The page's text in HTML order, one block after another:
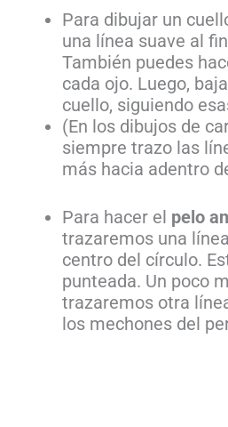
Para dibujar un
una línea suave al
También puedes
cada ojo. Luego,
cuello, siguiendo
(En los dibujos de
siempre trazo las
más hacia adentro
Para hacer el pelo
trazaremos una
centro del círculo.
punteada. Un poco
trazaremos otra
los mechones del